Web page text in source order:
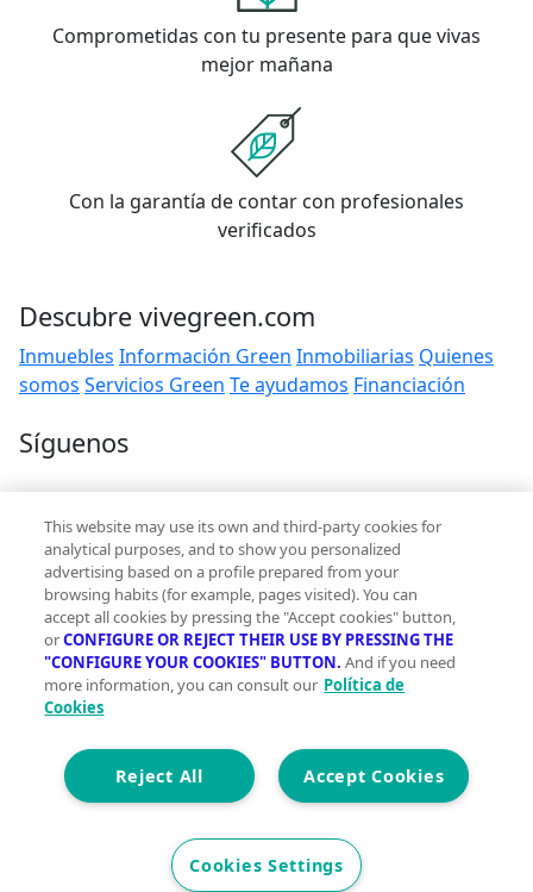
Comprometidas con tu presente para que vivas
mejor mañana
Con la garantía de contar con profesionales
verificados
Descubre vivegreen.com
Inmuebles Información Green Inmobiliarias Quienes
somos Servicios Green Te ayudamos Financiación
Síguenos
Contacto
hola@vivegreen.com
Aviso Legal
Condiciones de uso
Politica de privacidad
Política de cookies
Accesibilidad
© 2026 Vivegreen - Todos los derechos reservados - UCI
SERVICIOS PARA PROFESIONALES INMOBILIARIOS, S.A.U
This website may use its own and third-party cookies for
analytical purposes, and to show you personalized
advertising based on a profile prepared from your
browsing habits (for example, pages visited). You can
accept all cookies by pressing the "Accept cookies" button,
orCONFIGURE OR REJECT THEIR USE BY PRESSING THE
"CONFIGURE YOUR COOKIES" BUTTON. And if you need
more information, you can consult our Política de
Cookies
Accept Cookies
Reject All
Cookies Settings